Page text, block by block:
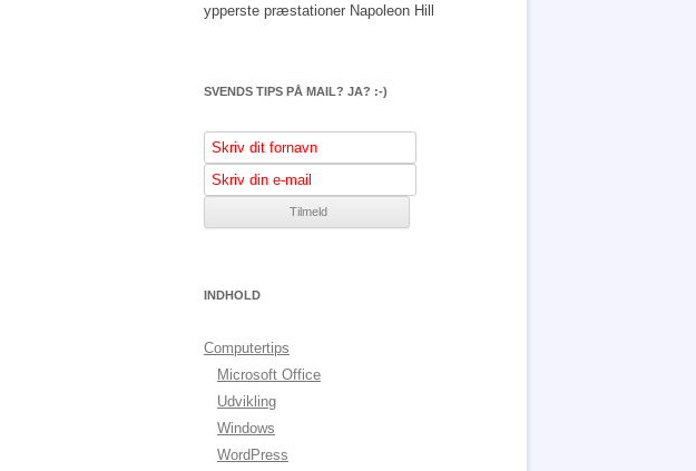
ypperste præstationer Napoleon Hill
SVENDS TIPS PÅ MAIL? JA? :-)
INDHOLD
Computertips
Microsoft Office
Udvikling
Windows
WordPress